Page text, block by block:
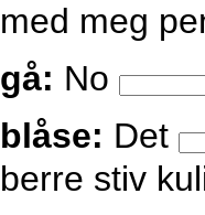
med meg
gå: No
blåse: Det
berre stiv